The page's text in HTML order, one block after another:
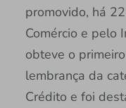
promovido, há
Comércio e pelo
obteve o
lembrança da
Crédito e foi